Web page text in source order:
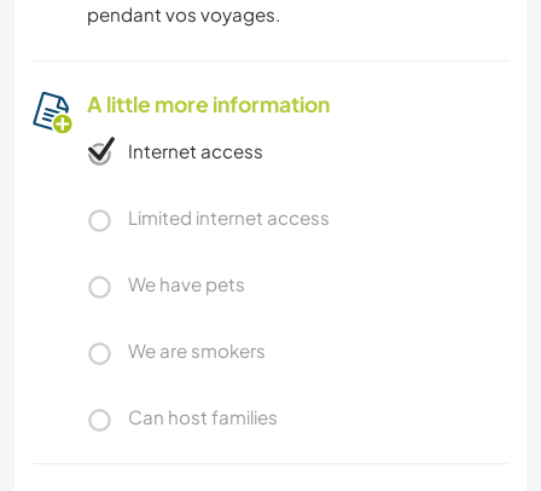
pendant vos voyages.
A little more information
Internet access
Limited internet access
We have pets
We are smokers
Can host families